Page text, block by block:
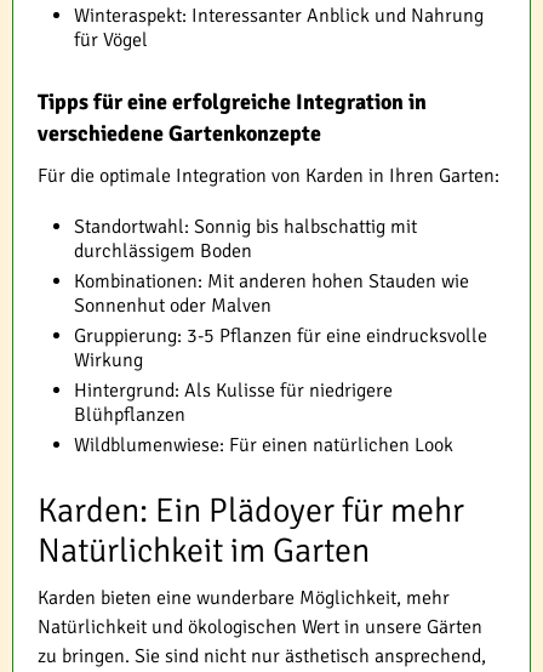
Winteraspekt: Interessanter Anblick und Nahrung
für Vögel
Tipps für eine erfolgreiche Integration in
verschiedene Gartenkonzepte
Für die optimale Integration von Karden in Ihren Garten:
Standortwahl: Sonnig bis halbschattig mit
durchlässigem Boden
Kombinationen: Mit anderen hohen Stauden wie
Sonnenhut oder Malven
Gruppierung: 3-5 Pflanzen für eine eindrucksvolle
Wirkung
Hintergrund: Als Kulisse für niedrigere
Blühpflanzen
Wildblumenwiese: Für einen natürlichen Look
Karden: Ein Plädoyer für mehr
Natürlichkeit im Garten
Karden bieten eine wunderbare Möglichkeit, mehr
Natürlichkeit und ökologischen Wert in unsere Gärten
zu bringen. Sie sind nicht nur ästhetisch ansprechend,